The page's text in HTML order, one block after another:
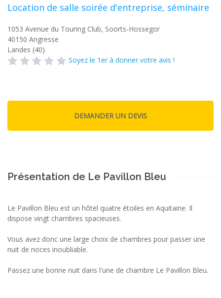
Location de salle soirée d'entreprise, séminaire
1053 Avenue du Touring Club, Soorts-Hossegor
40150 Angresse
Landes (40)
Soyez le 1er à donner votre avis !
Présentation de Le Pavillon Bleu
Le Pavillon Bleu est un hôtel quatre étoiles en Aquitaine. Il
dispose vingt chambres spacieuses.
Vous avez donc une large choix de chambres pour passer une
nuit de noces inoubliable.
Passez une bonne nuit dans l'une de chambre Le Pavillon Bleu.